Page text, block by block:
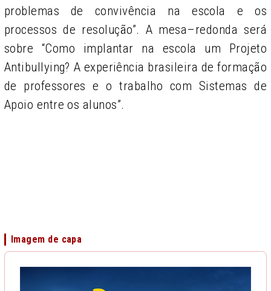
problemas de convivência na escola e os
processos de resolução”. A mesa–redonda será
sobre “Como implantar na escola um Projeto
Antibullying? A experiência brasileira de formação
de professores e o trabalho com Sistemas de
Apoio entre os alunos”.
Imagem de capa